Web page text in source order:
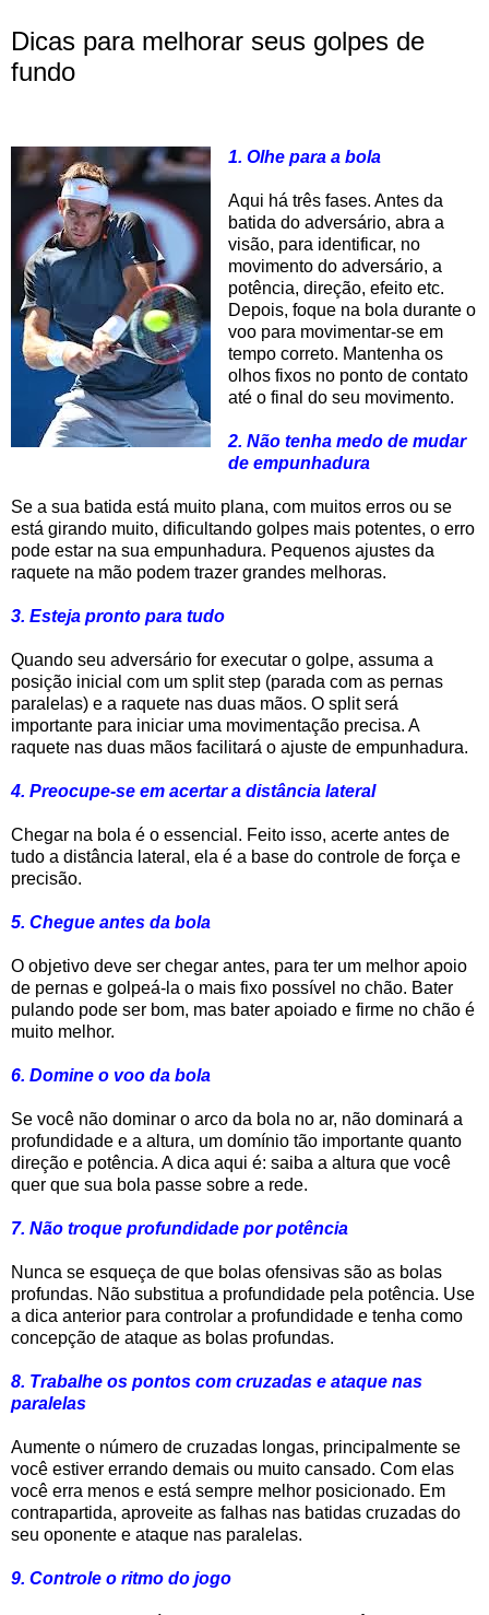
Dicas para melhorar seus golpes de
fundo
1. Olhe para a bola
Aqui há três fases. Antes da
batida do adversário, abra a
visão, para identificar, no
movimento do adversário, a
potência, direção, efeito etc.
Depois, foque na bola durante o
voo para movimentar-se em
tempo correto. Mantenha os
olhos fixos no ponto de contato
até o final do seu movimento.
2. Não tenha medo de mudar
de empunhadura
Se a sua batida está muito plana, com muitos erros ou se
está girando muito, dificultando golpes mais potentes, o erro
pode estar na sua empunhadura. Pequenos ajustes da
raquete na mão podem trazer grandes melhoras.
3. Esteja pronto para tudo
Quando seu adversário for executar o golpe, assuma a
posição inicial com um split step (parada com as pernas
paralelas) e a raquete nas duas mãos. O split será
importante para iniciar uma movimentação precisa. A
raquete nas duas mãos facilitará o ajuste de empunhadura.
4. Preocupe-se em acertar a distância lateral
Chegar na bola é o essencial. Feito isso, acerte antes de
tudo a distância lateral, ela é a base do controle de força e
precisão.
5. Chegue antes da bola
O objetivo deve ser chegar antes, para ter um melhor apoio
de pernas e golpeá-la o mais fixo possível no chão. Bater
pulando pode ser bom, mas bater apoiado e firme no chão é
muito melhor.
6. Domine o voo da bola
Se você não dominar o arco da bola no ar, não dominará a
profundidade e a altura, um domínio tão importante quanto
direção e potência. A dica aqui é: saiba a altura que você
quer que sua bola passe sobre a rede.
7. Não troque profundidade por potência
Nunca se esqueça de que bolas ofensivas são as bolas
profundas. Não substitua a profundidade pela potência. Use
a dica anterior para controlar a profundidade e tenha como
concepção de ataque as bolas profundas.
8. Trabalhe os pontos com cruzadas e ataque nas
paralelas
Aumente o número de cruzadas longas, principalmente se
você estiver errando demais ou muito cansado. Com elas
você erra menos e está sempre melhor posicionado. Em
contrapartida, aproveite as falhas nas batidas cruzadas do
seu oponente e ataque nas paralelas.
9. Controle o ritmo do jogo